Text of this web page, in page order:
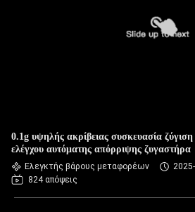
0.1g υψηλής ακρίβειας συσκευασία
ελέγχου αυτόματης απόρριψης ζυγαστήρα
Ελεγκτής βάρους μεταφορέων
824 απόψεις